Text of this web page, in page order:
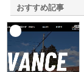
おすすめ記事